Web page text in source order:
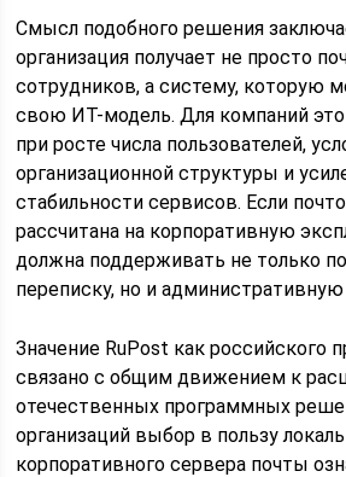
Смысл подобного решения
организация получает не просто
сотрудников, а систему, которую
свою ИТ-модель. Для компаний
при росте числа пользователей,
организационной структуры и
стабильности сервисов. Если
рассчитана на корпоративную
должна поддерживать не только
переписку, но и
Значение RuPost как российского
связано с общим движением к
отечественных программных
организаций выбор в пользу
корпоративного сервера почты